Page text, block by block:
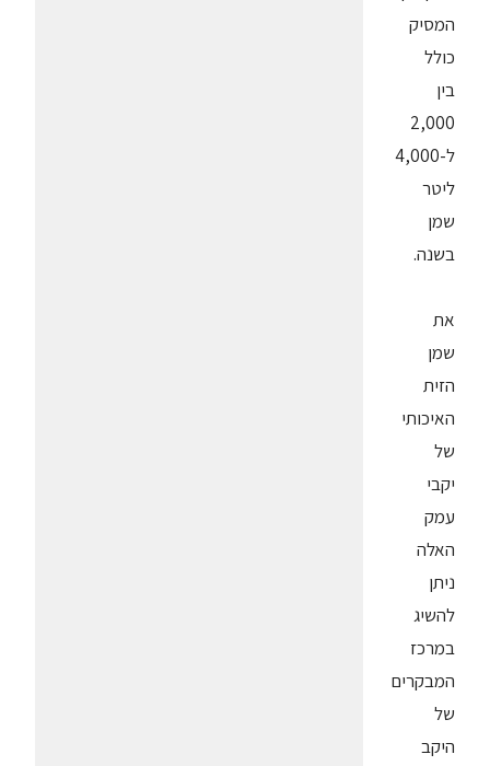
המסיק
כולל
בין
2,000
ל-4,000
ליטר
שמן
בשנה.
את
שמן
הזית
האיכותי
של
יקבי
עמק
האלה
ניתן
להשיג
במרכז
המבקרים
של
היקב